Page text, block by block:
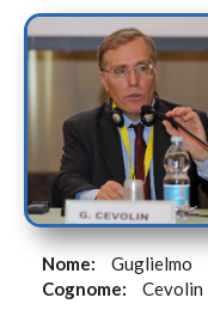
Nome:
Guglielmo
Cognome:
Cevolin